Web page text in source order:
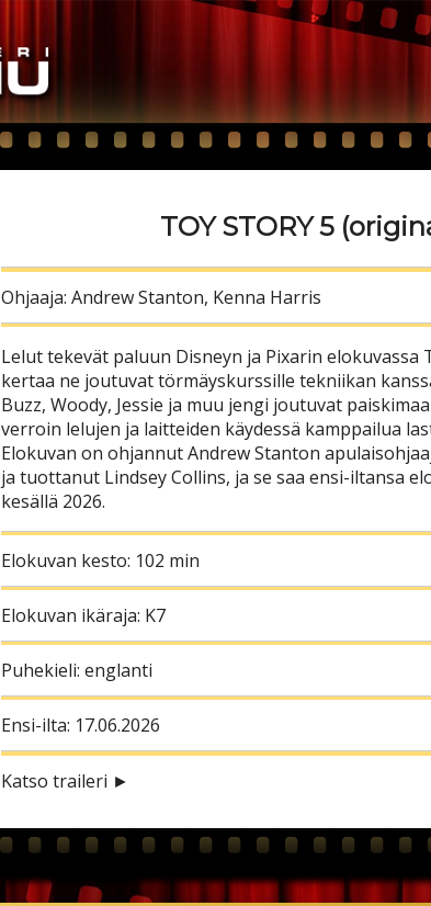
TOY STORY 5
Ohjaaja: Andrew Stanton, Kenna Harris
Lelut tekevät paluun Disneyn ja Pixarin elokuvassa
kertaa ne joutuvat törmäyskurssille tekniikan
Buzz, Woody, Jessie ja muu jengi joutuvat
verroin lelujen ja laitteiden käydessä kamppailua
Elokuvan on ohjannut Andrew Stanton
ja tuottanut Lindsey Collins, ja se saa ensi-iltansa
kesällä 2026.
Elokuvan kesto: 102 min
Elokuvan ikäraja: K7
Puhekieli: englanti
Ensi-ilta: 17.06.2026
Katso traileri ►